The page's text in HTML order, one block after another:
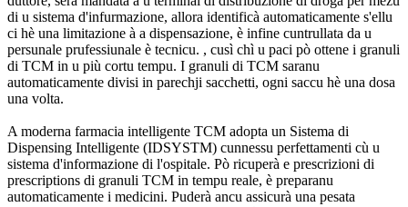
di u sistema d'infurmazione, allora identificà automaticamente s'ellu
ci hè una limitazione à a dispensazione, è infine cuntrullata da u
persunale prufessiunale è tecnicu. , cusì chì u paci pò ottene i granuli
di TCM in u più cortu tempu. I granuli di TCM saranu
automaticamente divisi in parechji sacchetti, ogni saccu hè una dosa
una volta.
A moderna farmacia intelligente TCM adopta un Sistema di
Dispensing Intelligente (IDSYSTM) cunnessu perfettamenti cù u
sistema d'informazione di l'ospitale. Pò ricuperà e prescrizioni di
prescriptions di granuli TCM in tempu reale, è preparanu
automaticamente i medicini. Puderà ancu assicurà una pesata